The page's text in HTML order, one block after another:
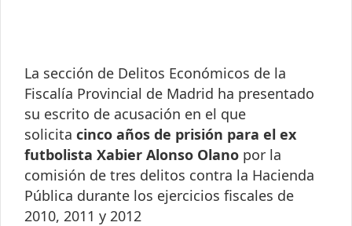
La sección de Delitos Económicos de la
Fiscalía Provincial de Madrid ha presentado
su escrito de acusación en el que
solicita cinco años de prisión para el ex
futbolista Xabier Alonso Olano por la
comisión de tres delitos contra la Hacienda
Pública durante los ejercicios fiscales de
2010, 2011 y 2012